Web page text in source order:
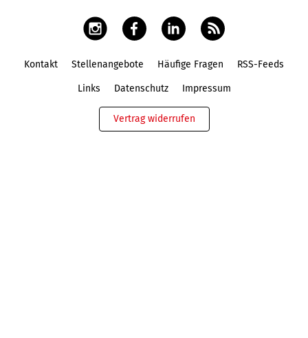
Kontakt Stellenangebote Häufige Fragen RSS-Feeds
Links Datenschutz Impressum
Vertrag widerrufen